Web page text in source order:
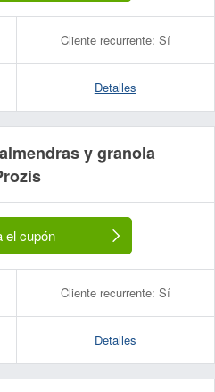
Cliente recurrente: Sí
Detalles
y granola
el cupón
Cliente recurrente: Sí
Detalles